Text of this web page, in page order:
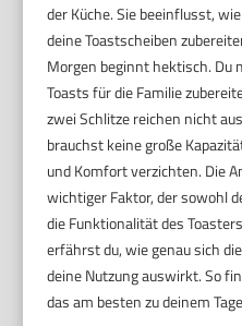
der Küche. Sie beeinflusst,
deine Toastscheiben
Morgen beginnt hektisch. Du
Toasts für die Familie
zwei Schlitze reichen nicht
brauchst keine große
und Komfort verzichten. Die
wichtiger Faktor, der sowohl
die Funktionalität des
erfährst du, wie genau sich
deine Nutzung auswirkt. So
das am besten zu deinem